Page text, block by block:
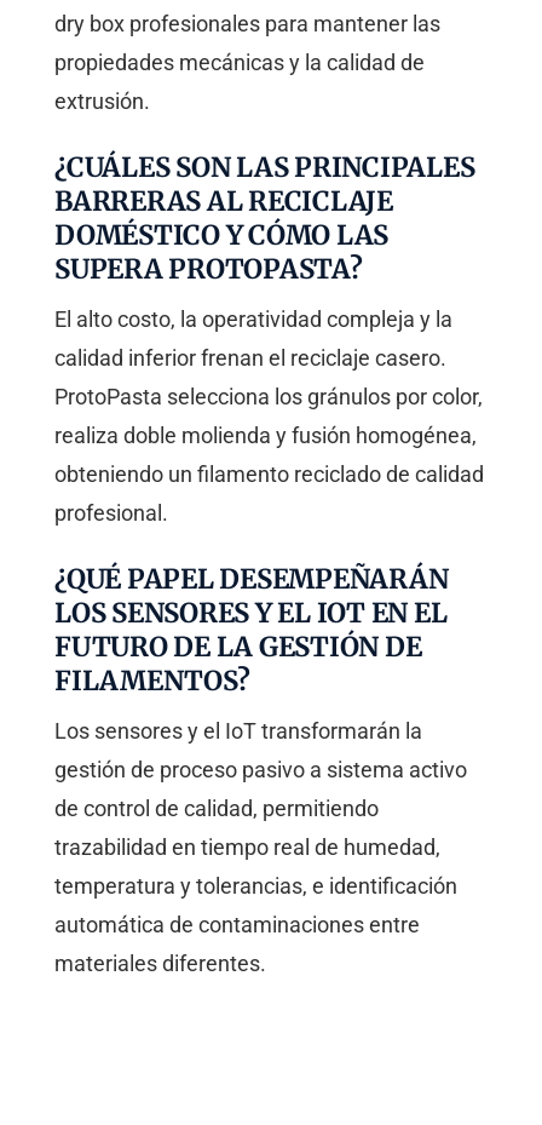
dry box profesionales para mantener las
propiedades mecánicas y la calidad de
extrusión.
¿CUÁLES SON LAS PRINCIPALES
BARRERAS AL RECICLAJE
DOMÉSTICO Y CÓMO LAS
SUPERA PROTOPASTA?
El alto costo, la operatividad compleja y la
calidad inferior frenan el reciclaje casero.
ProtoPasta selecciona los gránulos por color,
realiza doble molienda y fusión homogénea,
obteniendo un filamento reciclado de calidad
profesional.
¿QUÉ PAPEL DESEMPEÑARÁN
LOS SENSORES Y EL IOT EN EL
FUTURO DE LA GESTIÓN DE
FILAMENTOS?
Los sensores y el IoT transformarán la
gestión de proceso pasivo a sistema activo
de control de calidad, permitiendo
trazabilidad en tiempo real de humedad,
temperatura y tolerancias, e identificación
automática de contaminaciones entre
materiales diferentes.